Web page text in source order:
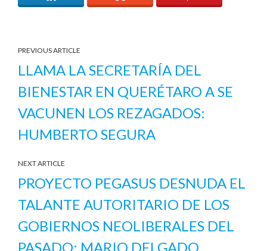
PREVIOUS ARTICLE
LLAMA LA SECRETARÍA DEL
BIENESTAR EN QUERÉTARO A SE
VACUNEN LOS REZAGADOS:
HUMBERTO SEGURA
NEXT ARTICLE
PROYECTO PEGASUS DESNUDA EL
TALANTE AUTORITARIO DE LOS
GOBIERNOS NEOLIBERALES DEL
PASADO: MARIO DELGADO